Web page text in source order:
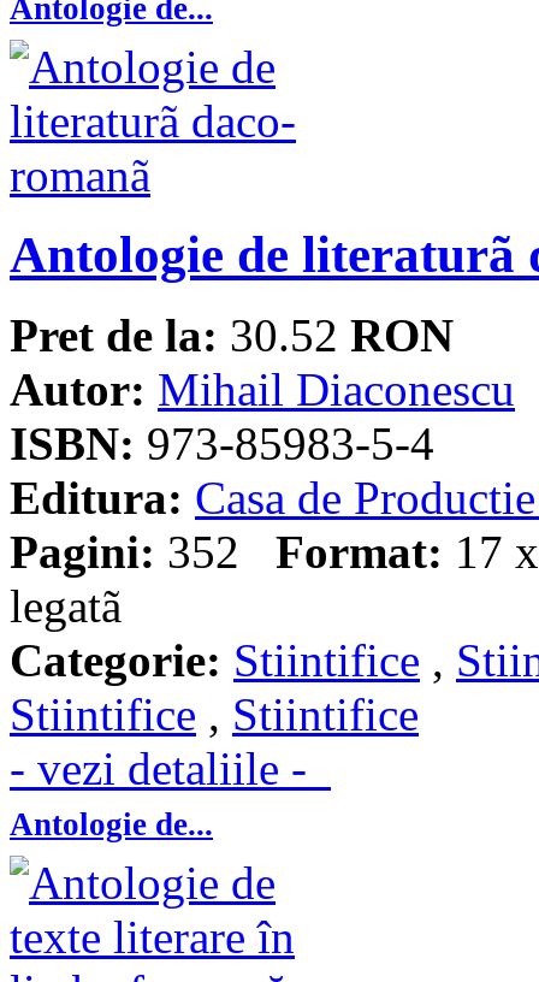
Antologie de...
Antologie de literaturã
Pret de la: 30.52 RON
Autor: Mihail Diaconescu
ISBN: 973-85983-5-4
Editura: Casa de
Pagini: 352 Format: 17
legatã
Categorie: Stiintifice ,
Stiintifice , Stiintifice
- vezi detaliile -
Antologie de...